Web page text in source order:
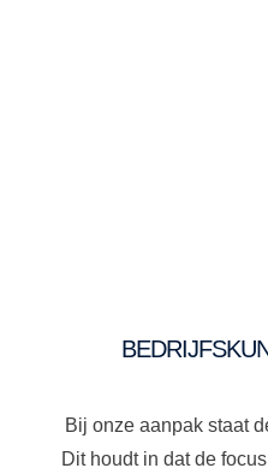
Bij onze aanpak staat
Dit houdt in dat de